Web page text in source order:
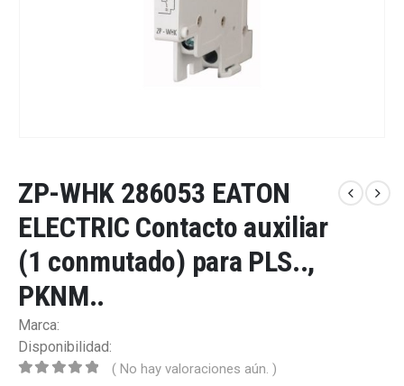
ZP-WHK 286053 EATON
ELECTRIC Contacto auxiliar
(1 conmutado) para PLS..,
PKNM..
Marca:
Disponibilidad:
( No hay valoraciones aún. )